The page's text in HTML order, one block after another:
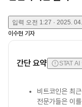
입력 오전 1:27 · 2025.
이수현 기자
간단 요약 STAT AI
비트코인은 최
전문가들은 이